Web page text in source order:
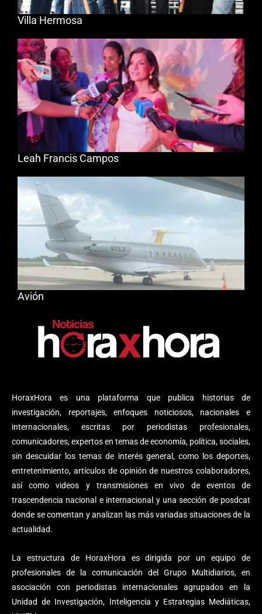
HoraxHora es una plataforma que publica historias de
investigación, reportajes, enfoques noticiosos, nacionales e
internacionales, escritas por periodistas profesionales,
comunicadores, expertos en temas de economía, política, sociales,
sin descuidar los temas de interés general, como los deportes,
entretenimiento, artículos de opinión de nuestros colaboradores,
así como videos y transmisiones en vivo de eventos de
trascendencia nacional e internacional y una sección de posdcat
donde se comentan y analizan las más variadas situaciones de la
actualidad.
La estructura de HoraxHora es dirigida por un equipo de
profesionales de la comunicación del Grupo Multidiarios, en
asociación con periodistas internacionales agrupados en la
Unidad de Investigación, Inteligencia y Estrategias Mediáticas,
Villa Hermosa
Leah Francis Campos
Avión